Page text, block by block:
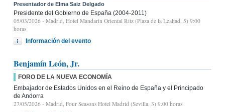
Presentador de Elma Saiz Delgado
Presidente del Gobierno de España (2004-2011)
05/03/2026 - Madrid, Hotel Mandarin Oriental Ritz (Plaza de la Lealtad, 5) 9:00
horas
Información del evento
Benjamín León, Jr.
FORO DE LA NUEVA ECONOMÍA
Embajador de Estados Unidos en el Reino de España y el Principado
de Andorra
27/05/2026 - Madrid, Four Seasons Hotel Madrid (Sevilla, 3) 9.00 horas